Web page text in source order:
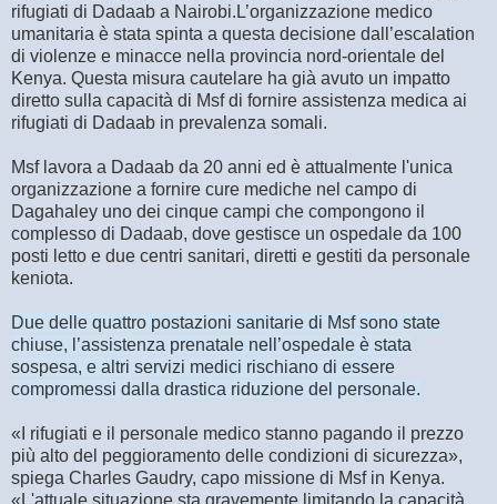
rifugiati di Dadaab a Nairobi.L’organizzazione medico
umanitaria è stata spinta a questa decisione dall’escalation
di violenze e minacce nella provincia nord-orientale del
Kenya. Questa misura cautelare ha già avuto un impatto
diretto sulla capacità di Msf di fornire assistenza medica ai
rifugiati di Dadaab in prevalenza somali.
Msf lavora a Dadaab da 20 anni ed è attualmente l'unica
organizzazione a fornire cure mediche nel campo di
Dagahaley uno dei cinque campi che compongono il
complesso di Dadaab, dove gestisce un ospedale da 100
posti letto e due centri sanitari, diretti e gestiti da personale
keniota.
Due delle quattro postazioni sanitarie di Msf sono state
chiuse, l’assistenza prenatale nell’ospedale è stata
sospesa, e altri servizi medici rischiano di essere
compromessi dalla drastica riduzione del personale.
«I rifugiati e il personale medico stanno pagando il prezzo
più alto del peggioramento delle condizioni di sicurezza»,
spiega Charles Gaudry, capo missione di Msf in Kenya.
«L'attuale situazione sta gravemente limitando la capacità